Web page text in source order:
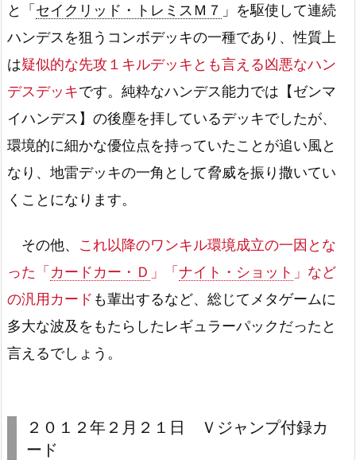
と「 セイクリッド・トレミスＭ７ 」を駆使して連続
ハンデスを狙うコンボデッキの一種であり、性質上
は疑似的な先攻１キルデッキとも言える凶悪なハン
デスデッキです。純粋なハンデス能力では【ゼンマ
イハンデス】の後塵を拝しているデッキでしたが、
環境的に細かな優位点を持っていたことが追い風と
なり、地雷デッキの一角として脅威を振り撒いてい
くことになります。
その他、 これ以降のワンキル環境成立の一因とな
った「 カードカー・Ｄ 」「 ナイト・ショット 」など
の汎用カード も輩出するなど、総じてメタゲームに
多大な波及をもたらしたレギュラーパックだったと
言えるでしょう。
２０１２年２月２１日 Ｖジャンプ付録カ
ード